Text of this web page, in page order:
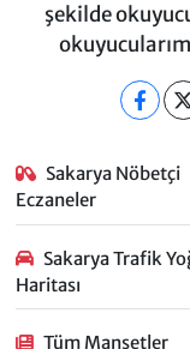
şekilde
Sakarya Nöbetçi
Eczaneler
Sakarya Trafik
Haritası
Tüm Manşetler